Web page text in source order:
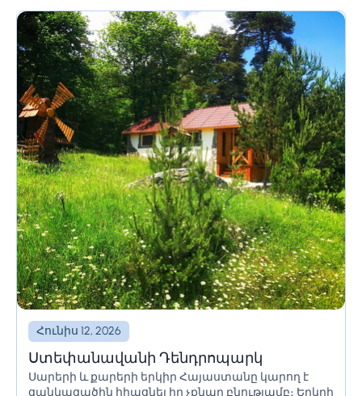
բնապահպանական, գիտաճանաչողական,
առողջապահական և ռեկրեացիոն բարձր...
Հունիս 12, 2026
Ստեփանավանի Դենդրոպարկ
Սարերի և քարերի երկիր Հայաստանը կարող է
ցանկացածին հիացնել իր չքնաղ բնությամբ։ Երկրի